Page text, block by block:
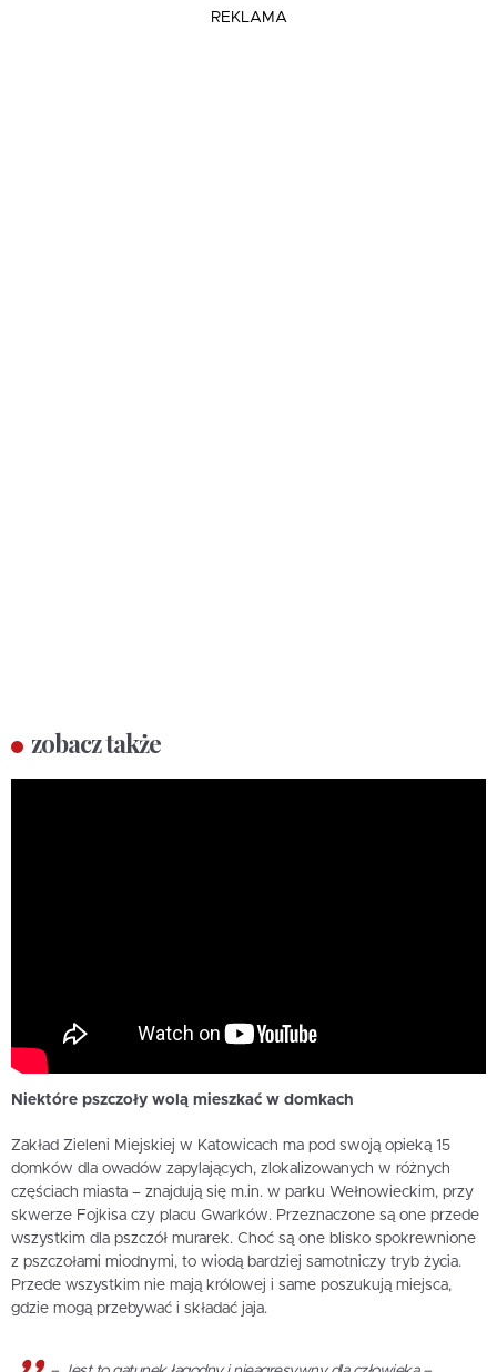
REKLAMA
zobacz także
Niektóre pszczoły wolą mieszkać w domkach
Zakład Zieleni Miejskiej w Katowicach ma pod swoją opieką 15
domków dla owadów zapylających, zlokalizowanych w różnych
częściach miasta – znajdują się m.in. w parku Wełnowieckim, przy
skwerze Fojkisa czy placu Gwarków. Przeznaczone są one przede
wszystkim dla pszczół murarek. Choć są one blisko spokrewnione
z pszczołami miodnymi, to wiodą bardziej samotniczy tryb życia.
Przede wszystkim nie mają królowej i same poszukują miejsca,
gdzie mogą przebywać i składać jaja.